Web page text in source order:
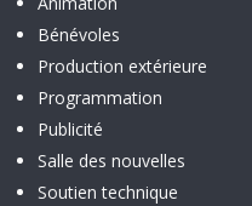
Bénévoles
Production extérieure
Programmation
Publicité
Salle des nouvelles
Soutien technique